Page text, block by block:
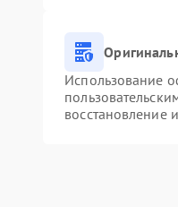
Использование